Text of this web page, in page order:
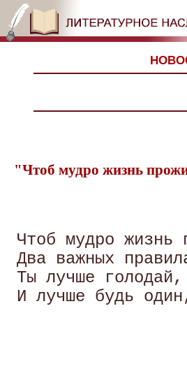
"Чтоб мудро жизнь
Чтоб мудро
Два важных
Ты лучше